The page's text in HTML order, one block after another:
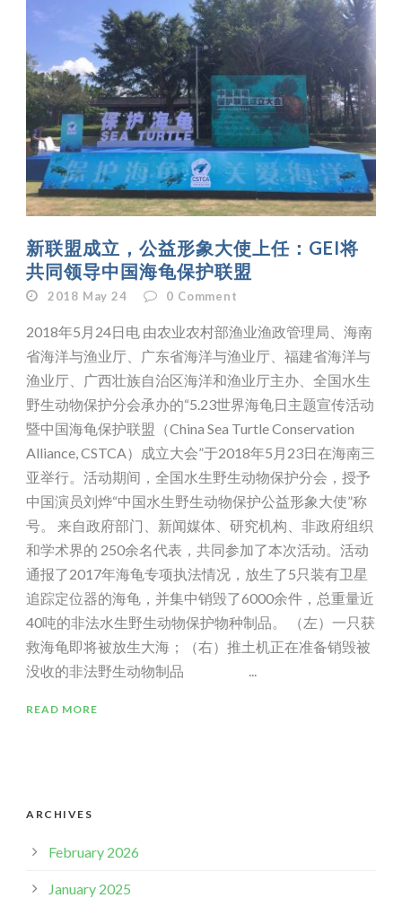
新联盟成立，公益形象大使上任：GEI将
共同领导中国海龟保护联盟
2018 May 24 0 Comment
2018年5月24日电 由农业农村部渔业渔政管理局、海南
省海洋与渔业厅、广东省海洋与渔业厅、福建省海洋与
渔业厅、广西壮族自治区海洋和渔业厅主办、全国水生
野生动物保护分会承办的“5.23世界海龟日主题宣传活动
暨中国海龟保护联盟（China Sea Turtle Conservation
Alliance, CSTCA）成立大会”于2018年5月23日在海南三
亚举行。活动期间，全国水生野生动物保护分会，授予
中国演员刘烨“中国水生野生动物保护公益形象大使”称
号。 来自政府部门、新闻媒体、研究机构、非政府组织
和学术界的 250余名代表，共同参加了本次活动。活动
通报了2017年海龟专项执法情况，放生了5只装有卫星
追踪定位器的海龟，并集中销毁了6000余件，总重量近
40吨的非法水生野生动物保护物种制品。 （左）一只获
救海龟即将被放生大海；（右）推土机正在准备销毁被
没收的非法野生动物制品 ...
READ MORE
ARCHIVES
February 2026
January 2025